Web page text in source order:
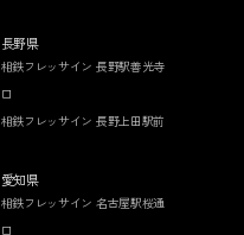
長野県
相鉄フレッサイン 長野駅善光寺
口
相鉄フレッサイン 長野上田駅前
愛知県
相鉄フレッサイン 名古屋駅桜通
口